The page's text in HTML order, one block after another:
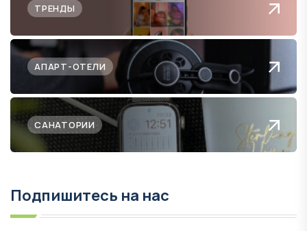
ТРЕНДЫ
АПАРТ-ОТЕЛИ
САНАТОРИИ
Подпишитесь на нас